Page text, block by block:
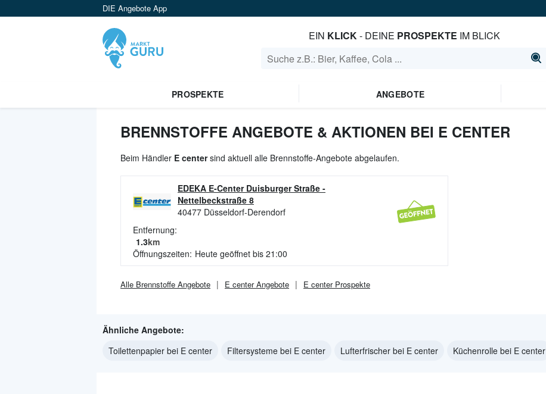
DIE Angebote App
EIN KLICK- DEINE PROSPEKTE IM BLICK
PROSPEKTE ANGEBOTE
BRENNSTOFFE ANGEBOTE & AKTIONEN BEI E CENTER
Beim Händler E centersind aktuell alle Brennstoffe-Angebote abgelaufen.
EDEKA E-Center Duisburger Straße -
Nettelbeckstraße 8
40477 Düsseldorf-Derendorf
Entfernung:
1.3km
Öffnungszeiten: Heute geöffnet bis 21:00
Alle Brennstoffe Angebote E centerAngebote E centerProspekte
Ähnliche Angebote:
Toilettenpapier bei E center
Filtersysteme bei E center Lufterfrischer bei E center Küchenrolle bei E center